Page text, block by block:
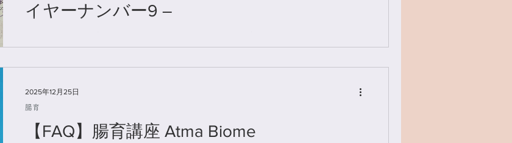
イヤーナンバー9 ―
ましたか？ ヨガをして汗をかいたら （108回太陽礼拝、3日に分けて取り組み
今年は、自分とヨガとの付き合い方を通じて 生き方そのものを見直させられ
る一年だった。 前年の夏頃から引きずっていた腰痛が、 腰椎ヘルニアと坐骨
神経痛となり、 激痛から始まった2025年。 練習復帰に向かっていた中で、 6
月ごろ、長年慕っていた先生に 突き放されたような気持ちを抱いた。 ————
【FAQ】腸育講座 Atma Biome
腸育
2025年12月25日